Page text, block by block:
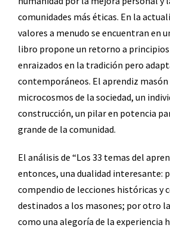
comunidades más éticas. En la
valores a menudo se encuentran en
libro propone un retorno a
enraizados en la tradición pero
contemporáneos. El aprendiz masón
microcosmos de la sociedad, un
construcción, un pilar en potencia
grande de la comunidad.
El análisis de “Los 33 temas del
entonces, una dualidad interesante:
compendio de lecciones históricas y
destinados a los masones; por otro
como una alegoría de la experiencia